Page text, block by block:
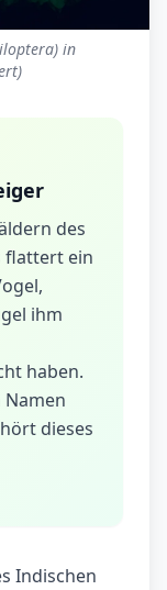
in
des
flattert ein
ihm
haben.
dieses
Indischen